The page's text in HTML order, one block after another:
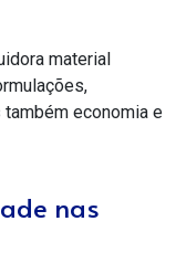
material
economia e
nas